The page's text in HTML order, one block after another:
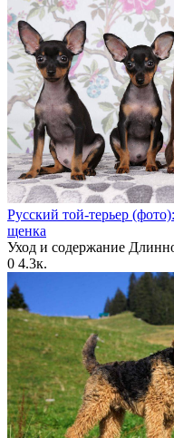
Русский той-терьер
щенка
Уход и содержание
0 4.3к.